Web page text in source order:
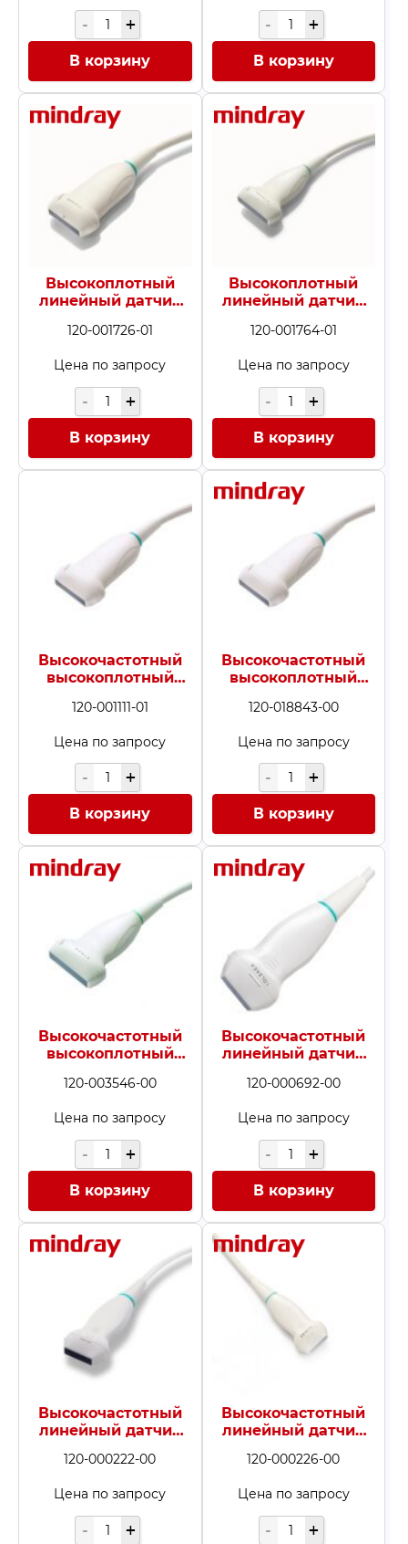
В корзину В корзину
Высокоплотный
линейный датчик
120-001726-01
Цена по запросу
В корзину
Высокоплотный
линейный датчик
120-001764-01
Цена по запросу
В корзину
Высокочастотный
высокоплотный
L14-6Ns
120-001111-01
Цена по запросу
В корзину
Высокочастотный
высокоплотный
L14-6Ns (MX7)
120-018843-00
Цена по запросу
В корзину
Высокочастотный
высокоплотный
L14-6Ws
120-003546-00
Цена по запросу
В корзину
Высокочастотный
линейный датчик
120-000692-00
Цена по запросу
В корзину
Высокочастотный
линейный датчик
120-000222-00
Цена по запросу
Высокочастотный
линейный датчик
120-000226-00
Цена по запросу